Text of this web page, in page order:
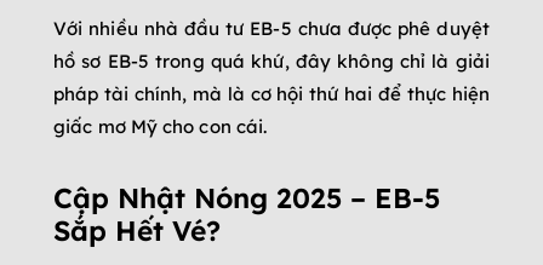
Với nhiều nhà đầu tư EB-5 chưa được phê duyệt
hồ sơ EB-5 trong quá khứ, đây không chỉ là giải
pháp tài chính, mà là cơ hội thứ hai để thực hiện
giấc mơ Mỹ cho con cái.
Cập Nhật Nóng 2025 – EB-5
Sắp Hết Vé?